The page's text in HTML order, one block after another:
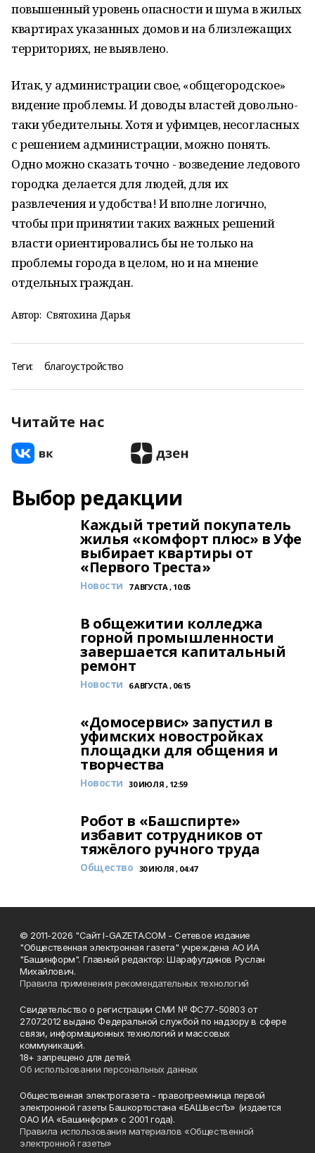
повышенный уровень опасности и шума в жилых
квартирах указанных домов и на близлежащих
территориях, не выявлено.
Итак, у администрации свое, «общегородское»
видение проблемы. И доводы властей довольно-
таки убедительны. Хотя и уфимцев, несогласных
с решением администрации, можно понять.
Одно можно сказать точно - возведение ледового
городка делается для людей, для их
развлечения и удобства! И вполне логично,
чтобы при принятии таких важных решений
власти ориентировались бы не только на
проблемы города в целом, но и на мнение
отдельных граждан.
Автор: Святохина Дарья
Теги: благоустройство
Читайте нас
Выбор редакции
Каждый третий покупатель
жилья «комфорт плюс» в Уфе
выбирает квартиры от
«Первого Треста»
Новости 7 АВГУСТА , 10:05
В общежитии колледжа
горной промышленности
завершается капитальный
ремонт
Новости 6 АВГУСТА , 06:15
«Домосервис» запустил в
уфимских новостройках
площадки для общения и
творчества
Новости 30 ИЮЛЯ , 12:59
Робот в «Башспирте»
избавит сотрудников от
тяжёлого ручного труда
Общество 30 ИЮЛЯ , 04:47
© 2011-2026 "Сайт I-GAZETA.COM - Сетевое издание
"Общественная электронная газета" учреждена АО ИА
"Башинформ". Главный редактор: Шарафутдинов Руслан
Михайлович.
Правила применения рекомендательных технологий
Свидетельство о регистрации СМИ № ФС77-50803 от
27.07.2012 выдано Федеральной службой по надзору в сфере
связи, информационных технологий и массовых
коммуникаций.
18+ запрещено для детей.
Об использовании персональных данных
Общественная электрогазета - правопреемница первой
электронной газеты Башкортостана «БАШвестЪ» (издается
ОАО ИА «Башинформ» с 2001 года).
Правила использования материалов «Общественной
электронной газеты»